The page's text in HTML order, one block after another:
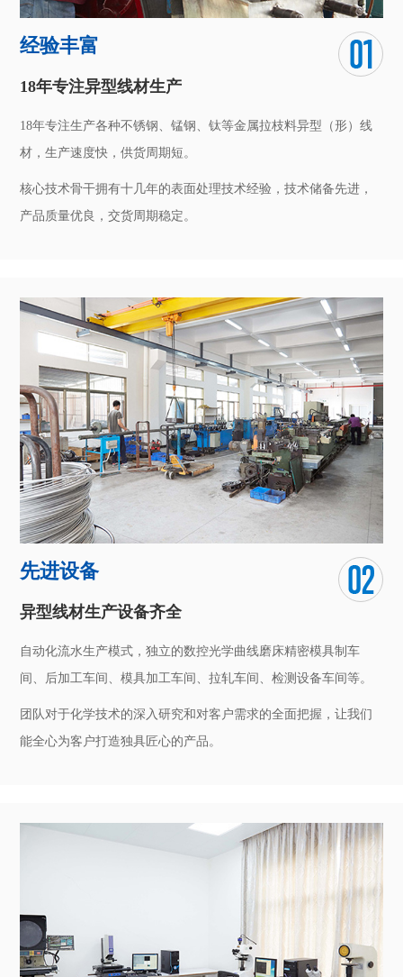
核心技术骨干拥有十几年的表面处理技术经验，技术储备先进，
产品质量优良，交货周期稳定。
先进设备
异型线材生产设备齐全
自动化流水生产模式，独立的数控光学曲线磨床精密模具制车
间、后加工车间、模具加工车间、拉轧车间、检测设备车间等。
团队对于化学技术的深入研究和对客户需求的全面把握，让我们
能全心为客户打造独具匠心的产品。
品质保障
产品品质可靠，交货及时